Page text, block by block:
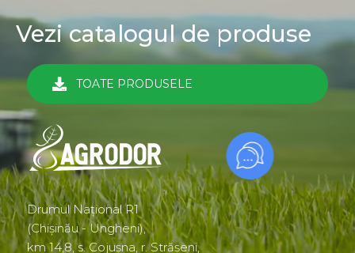
Vezi catalogul de produse
TOATE PRODUSELE
Drumul Național R1
(Chișinău - Ungheni),
km 14,8, s. Cojușna, r. Strășeni,